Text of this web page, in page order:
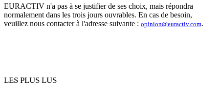
EURACTIV n'a pas à se justifier de ses choix, mais répondra
normalement dans les trois jours ouvrables. En cas de besoin,
veuillez nous contacter à l'adresse suivante : opinion@euractiv.com.
LES PLUS LUS